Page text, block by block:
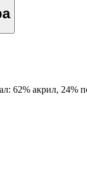
62% акрил, 24%